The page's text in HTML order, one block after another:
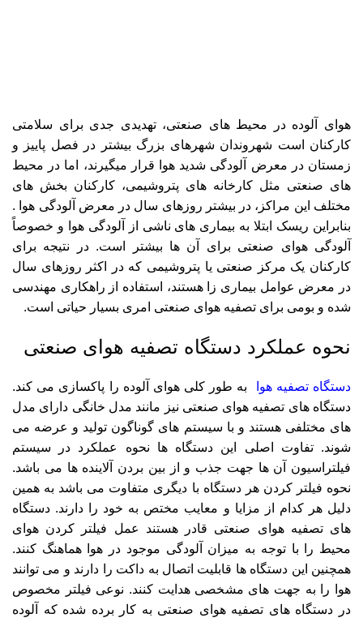
هوای آلوده در محیط های صنعتی، تهدیدی جدی برای سلامتی
کارکنان است شهروندان شهرهای بزرگ بیشتر در فصل پاییز و
زمستان در معرض آلودگی شدید هوا قرار میگیرند، اما در محیط
های صنعتی مثل کارخانه های پتروشیمی، کارکنان بخش های
مختلف این مراکز، در بیشتر روزهای سال در معرض آلودگی هوا .
بنابراین ریسک ابتلا به بیماری های ناشی از آلودگی هوا و خصوصاً
آلودگی هوای صنعتی برای آن ها بیشتر است. در نتیجه برای
کارکنان یک مرکز صنعتی یا پتروشیمی که در اکثر روزهای سال
در معرض عوامل بیماری زا هستند، استفاده از راهکاری مهندسی
شده و بومی برای تصفیه هوای صنعتی امری بسیار حیاتی است.
نحوه عملکرد دستگاه تصفیه هوای صنعتی
دستگاه تصفیه هوا
به طور کلی هوای آلوده را پاکسازی می کند.
دستگاه های تصفیه هوای صنعتی نیز مانند مدل خانگی دارای مدل
های مختلفی هستند و با سیستم های گوناگون تولید و عرضه می
شوند. تفاوت اصلی این دستگاه ها نحوه عملکرد در سیستم
فیلتراسیون آن ها جهت جذب و از بین بردن آلاینده ها می باشد.
نحوه فیلتر کردن هر دستگاه با دیگری متفاوت می باشد به همین
دلیل هر کدام از مزایا و معایب مختص به خود را دارند. دستگاه
های تصفیه هوای صنعتی قادر هستند عمل فیلتر کردن هوای
محیط را با توجه به میزان آلودگی موجود در هوا هماهنگ کنند.
همچنین این دستگاه ها قابلیت اتصال به داکت را دارند و می توانند
هوا را به جهت های مشخصی هدایت کنند. نوعی فیلتر مخصوص
در دستگاه های تصفیه هوای صنعتی به کار برده شده که آلوده